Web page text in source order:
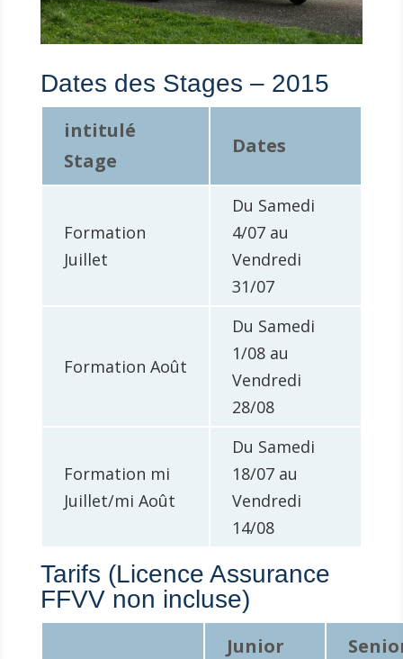
Dates des Stages – 2015
intitulé
Stage
Dates
Formation
Juillet
Du Samedi
4/07 au
Vendredi
31/07
Formation Août
Du Samedi
1/08 au
Vendredi
28/08
Formation mi
Juillet/mi Août
Du Samedi
18/07 au
Vendredi
14/08
Tarifs (Licence Assurance
FFVV non incluse)
Junior